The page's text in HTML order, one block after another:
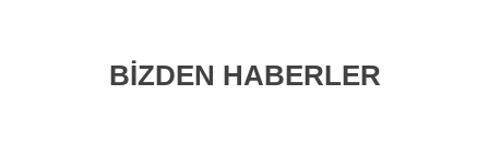
BİZDEN HABERLER